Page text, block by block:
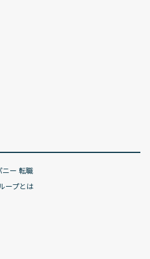
ニー 転職
ープとは